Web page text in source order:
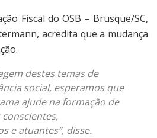
Fiscal do OSB – Brusque/SC,
acredita que a mudança
destes temas de
social, esperamos que
ajude na formação de
e atuantes”, disse.